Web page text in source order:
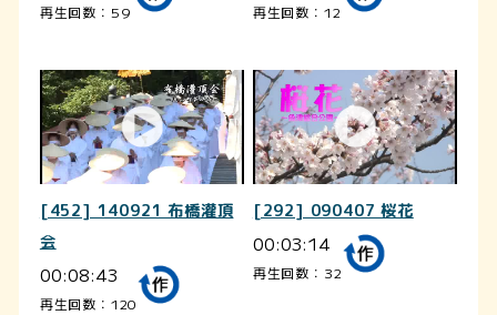
再生回数：59 再生回数：12
[452] 140921 布橋灌頂
会
00:08:43
再生回数：120
[292] 090407 桜花
00:03:14
再生回数：32